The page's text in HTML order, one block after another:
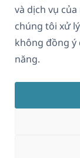
và dịch vụ
chúng tôi xử
không đồng
năng.